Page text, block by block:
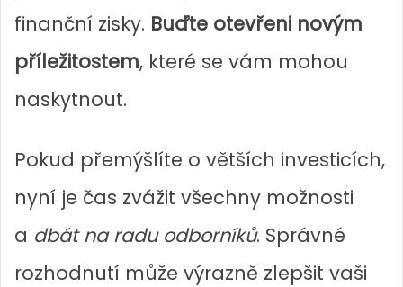
finanční zisky. Buďte otevřeni novým
příležitostem, které se vám mohou
naskytnout.
Pokud přemýšlíte o větších investicích,
nyní je čas zvážit všechny možnosti
a dbát na radu odborníků. Správné
rozhodnutí může výrazně zlepšit vaši